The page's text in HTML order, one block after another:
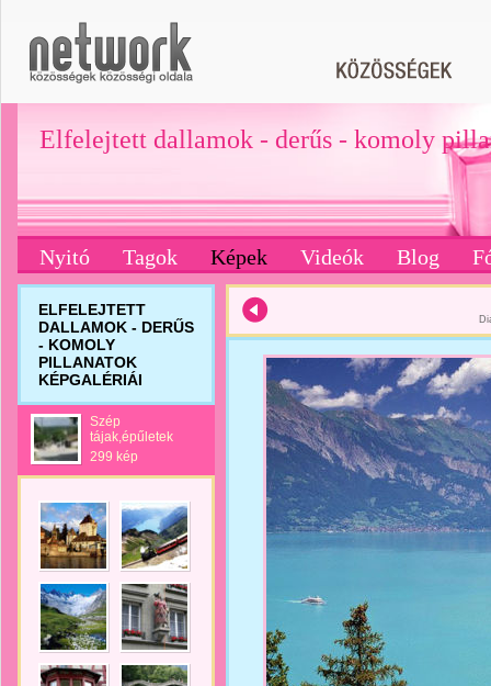
Elfelejtett dallamok - derűs - komoly
Nyitó Tagok Képek Videók Blog
ELFELEJTETT
DALLAMOK - DERŰS
- KOMOLY
PILLANATOK
KÉPGALÉRIÁI
Szép
tájak,épűletek
299 kép